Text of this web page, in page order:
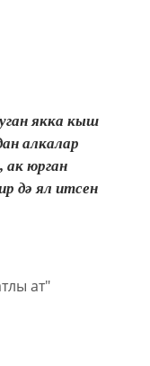
якка кыш
алкалар
ак юрган
дә ял итсен